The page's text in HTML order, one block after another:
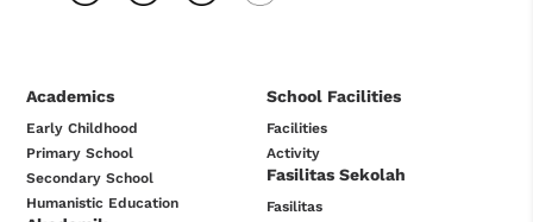
Academics
Early Childhood
Primary School
Secondary School
Humanistic Education
School Facilities
Facilities
Activity
Fasilitas Sekolah
Fasilitas